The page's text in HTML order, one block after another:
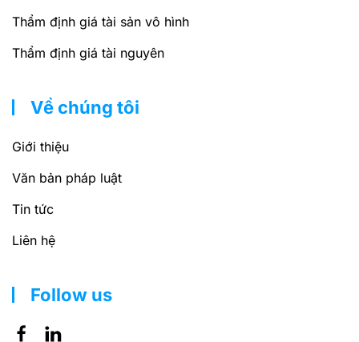
Thẩm định giá tài sản vô hình
Thẩm định giá tài nguyên
Về chúng tôi
Giới thiệu
Văn bản pháp luật
Tin tức
Liên hệ
Follow us